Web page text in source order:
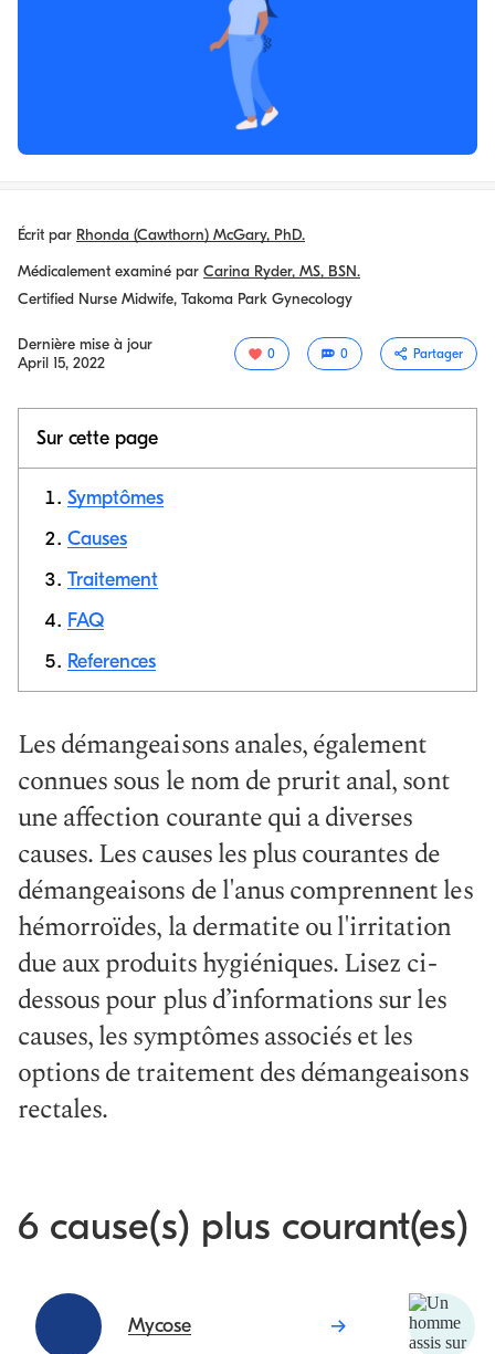
Écrit par Rhonda (Cawthorn) McGary, PhD.
Médicalement examiné par Carina Ryder, MS, BSN.
Certified Nurse Midwife, Takoma Park Gynecology
Dernière mise à jour
April 15, 2022
0 0 Partager
Sur cette page
Symptômes
Causes
Traitement
FAQ
References
Les démangeaisons anales, également
connues sous le nom de prurit anal, sont
une affection courante qui a diverses
causes. Les causes les plus courantes de
démangeaisons de l'anus comprennent les
hémorroïdes, la dermatite ou l'irritation
due aux produits hygiéniques. Lisez ci-
dessous pour plus d’informations sur les
causes, les symptômes associés et les
options de traitement des démangeaisons
rectales.
6 cause(s) plus courant(es)
Mycose